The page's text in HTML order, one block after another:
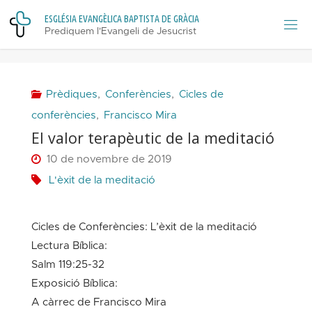
Skip
content
ESGLÉSIAEVANGÈLICABAPTISTADE GRÀCIA
Prediquem l'Evangeli de Jesucrist
Prèdiques, Conferències, Cicles de
conferències, Francisco Mira
El valor terapèutic de la meditació
10 de novembre de 2019
L'èxit de la meditació
Cicles de Conferències: L’èxit de la meditació
Lectura Bíblica:
Salm 119:25-32
Exposició Bíblica:
A càrrec de Francisco Mira